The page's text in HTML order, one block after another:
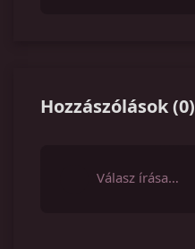
Hozzászólások(0)
Válasz írása…